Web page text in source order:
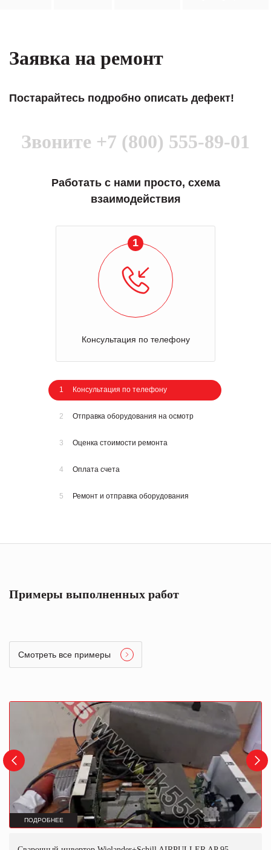
Заявка на ремонт
Постарайтесь подробно описать дефект!
Звоните +7 (800) 555-89-01
Работать с нами просто, схема
взаимодействия
1
Консультация по телефону
1 Консультация по телефону
2 Отправка оборудования на осмотр
3 Оценка стоимости ремонта
4 Оплата счета
5 Ремонт и отправка оборудования
Примеры выполненных работ
Смотреть все примеры
ПОДРОБНЕЕ